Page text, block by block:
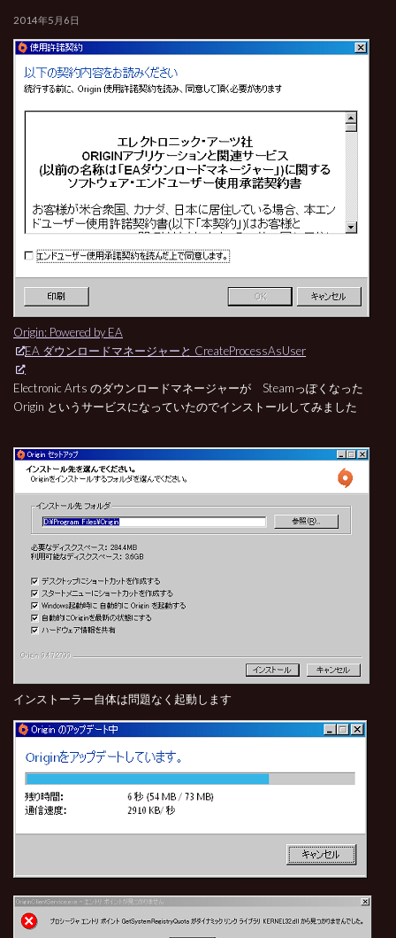
2014年5月6日
Origin: Powered by EA
EA ダウンロードマネージャーと CreateProcessAsUser
Electronic Arts のダウンロードマネージャーが Steamっぽくなった
Origin というサービスになっていたのでインストールしてみました
インストーラー自体は問題なく起動します